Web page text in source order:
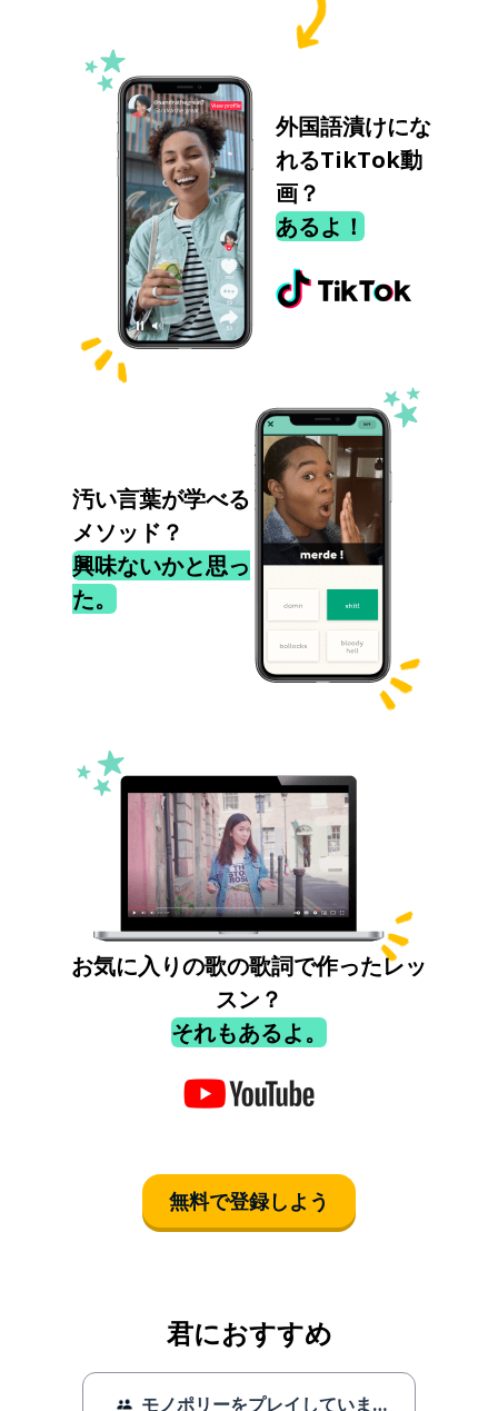
外国語漬けにな
れるTikTok動
画？
あるよ！
汚い言葉が学べる
メソッド？
興味ないかと思っ
た。
お気に入りの歌の歌詞で作ったレッ
スン？
それもあるよ。
無料で登録しよう
君におすすめ
モノポリーをプレイしています。